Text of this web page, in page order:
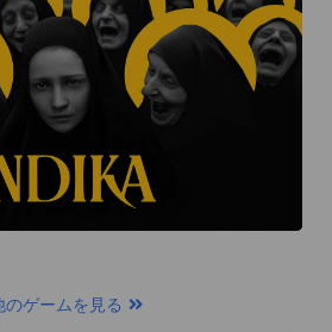
のゲームを見る